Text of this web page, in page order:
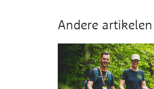
Andere artikelen